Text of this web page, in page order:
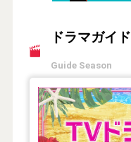
ドラマガイ
Guide Season
【2026年夏】